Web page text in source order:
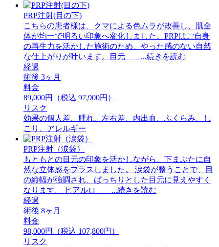
PRP注射(目の下)
こちらの患者様は、クマによる色ムラが改善し、肌全
体が均一で明るい印象へ変化しました。PRPはご自身
の再生力を活かした施術のため、やった感のない自然
な仕上がりが叶います。目元 ...続きを読む
経過
術後 3ヶ月
料金
89,000円（税込 97,900円）
リスク
効果の個人差、腫れ、左右差、内出血、ふくらみ、し
こり、アレルギー
PRP注射（涙袋）
もともとの目元の印象を活かしながら、下まぶたに自
然な立体感をプラスしました。 ⁡涙袋が整うことで、目
の縦幅が強調され、ぱっちりとした目元に見えやすく
なります。 ⁡ヒアルロ ...続きを読む
経過
術後 8ヶ月
料金
98,000円（税込 107,800円）
リスク